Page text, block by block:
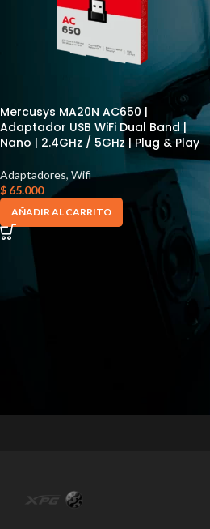
Mercusys MA20N AC650 |
Adaptador USB WiFi Dual Band |
Nano | 2.4GHz / 5GHz | Plug & Play
Adaptadores, Wifi
$ 65.000
AÑADIR AL CARRITO